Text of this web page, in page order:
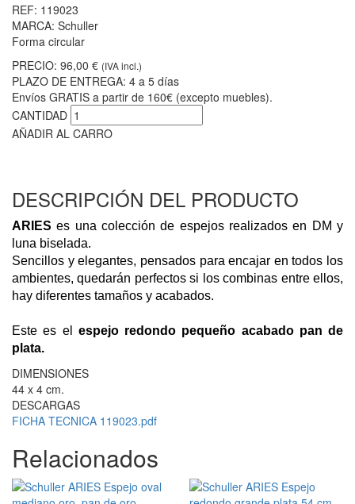
REF: 119023
MARCA: Schuller
Forma circular
PRECIO: 96,00 € (IVA incl.)
PLAZO DE ENTREGA: 4 a 5 días
Envíos GRATIS a partir de 160€ (excepto muebles).
CANTIDAD
AÑADIR AL CARRO
DESCRIPCIÓN DEL PRODUCTO
ARIES es una colección de espejos realizados en DM y
luna biselada.
Sencillos y elegantes, pensados para encajar en todos los
ambientes, quedarán perfectos si los combinas entre ellos,
hay diferentes tamaños y acabados.
Este es el
espejo redondo pequeño acabado pan de
plata.
DIMENSIONES
44 x 4 cm.
DESCARGAS
FICHA TECNICA 119023.pdf
Relacionados